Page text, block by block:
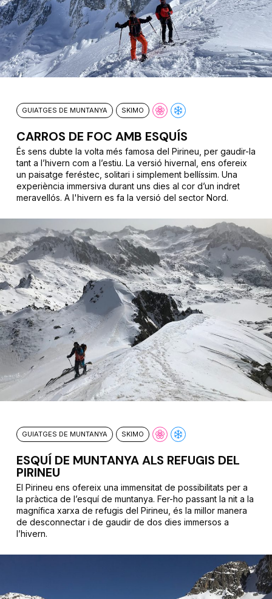
GUIATGES DE MUNTANYA SKIMO
CARROS DE FOC AMB ESQUÍS
És sens dubte la volta més famosa del Pirineu, per gaudir-la
tant a l’hivern com a l’estiu. La versió hivernal, ens ofereix
un paisatge feréstec, solitari i simplement bellíssim. Una
experiència immersiva durant uns dies al cor d’un indret
meravellós. A l'hivern es fa la versió del sector Nord.
GUIATGES DE MUNTANYA SKIMO
ESQUÍ DE MUNTANYA ALS REFUGIS DEL
PIRINEU
El Pirineu ens ofereix una immensitat de possibilitats per a
la pràctica de l’esquí de muntanya. Fer-ho passant la nit a la
magnífica xarxa de refugis del Pirineu, és la millor manera
de desconnectar i de gaudir de dos dies immersos a
l’hivern.